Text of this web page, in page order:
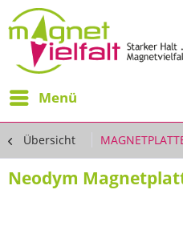
Menü
Übersicht
Neodym